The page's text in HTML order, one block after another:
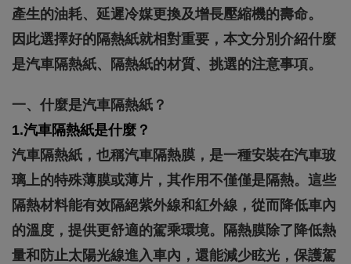
產生的油耗、延遲冷媒更換及增長壓縮機的壽命。
因此選擇好的隔熱紙就相對重要，本文分別介紹什麼
是汽車隔熱紙、隔熱紙的材質、挑選的注意事項。
一、什麼是汽車隔熱紙？
1.汽車隔熱紙是什麼？
汽車隔熱紙，也稱汽車隔熱膜，是一種安裝在汽車玻
璃上的特殊薄膜或薄片，其作用不僅僅是隔熱。這些
隔熱材料能有效隔絕紫外線和紅外線，從而降低車內
的溫度，提供更舒適的駕乘環境。隔熱膜除了降低熱
量和防止太陽光線進入車內，還能減少眩光，保護駕